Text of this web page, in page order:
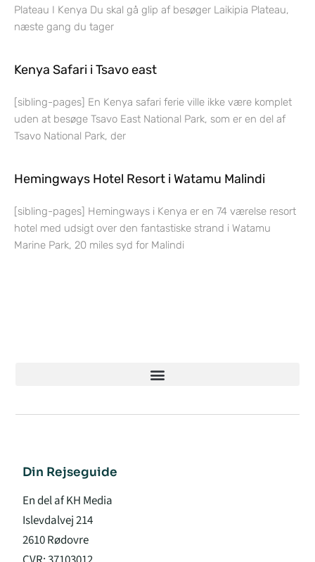
Plateau I Kenya Du skal gå glip af besøger Laikipia Plateau,
næste gang du tager
Kenya Safari i Tsavo east
[sibling-pages] En Kenya safari ferie ville ikke være komplet
uden at besøge Tsavo East National Park, som er en del af
Tsavo National Park, der
Hemingways Hotel Resort i Watamu Malindi
[sibling-pages] Hemingways i Kenya er en 74 værelse resort
hotel med udsigt over den fantastiske strand i Watamu
Marine Park, 20 miles syd for Malindi
Din Rejseguide
En del af KH Media
Islevdalvej 214
2610 Rødovre